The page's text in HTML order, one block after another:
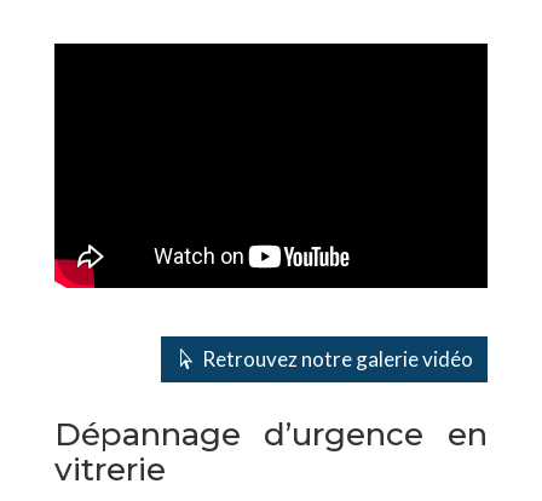
Retrouvez notre galerie vidéo
Dépannage d’urgence en
vitrerie